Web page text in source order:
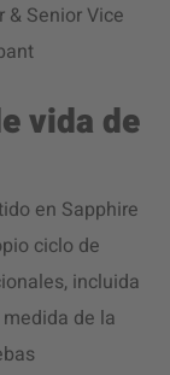
& Senior Vice
vida de
en Sapphire
ciclo de
incluida
de la